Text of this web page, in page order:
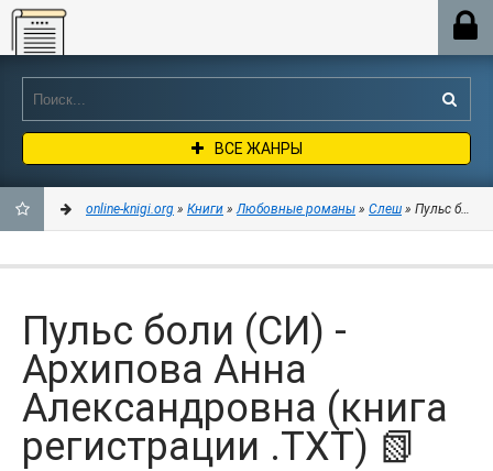
Online-knigi.org
ВСЕ ЖАНРЫ
ЗАКЛАДКИ
online-knigi.org » Книги »Любовные романы » Слеш » Пульс боли
Пульс боли (СИ) -
Архипова Анна
Александровна (книга
регистрации .TXT) 📗